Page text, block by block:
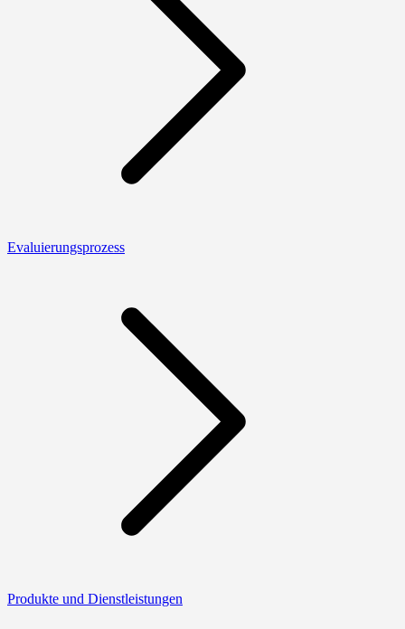
Evaluierungsprozess
Produkte und Dienstleistungen